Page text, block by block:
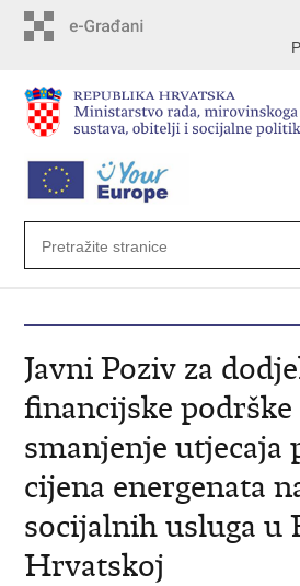
Javni Poziv za
financijske podrške
smanjenje utjecaja
cijena energenata
socijalnih usluga u
Hrvatskoj